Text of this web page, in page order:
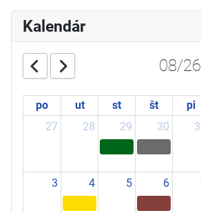
Kalendár
08/26
po ut st št pi
27
28 29 30
3 4 5 6